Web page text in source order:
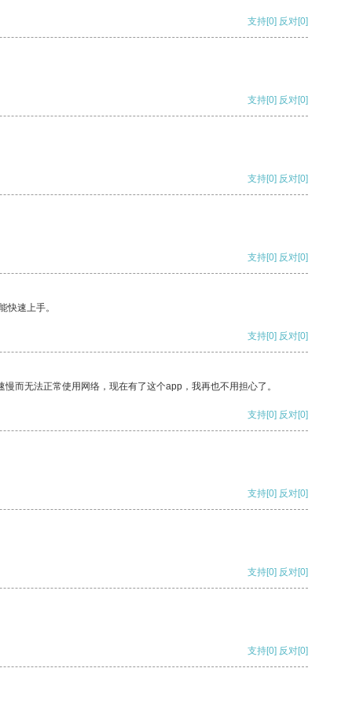
支持[0] 反对[0]
支持[0] 反对[0]
支持[0] 反对[0]
支持[0] 反对[0]
快速上手。
支持[0] 反对[0]
而无法正常使用网络，现在有了这个app，我再也不用担心了。
支持[0] 反对[0]
支持[0] 反对[0]
支持[0] 反对[0]
支持[0] 反对[0]